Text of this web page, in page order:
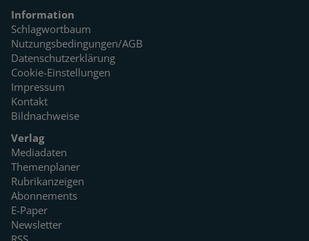
Information
Schlagwortbaum
Nutzungsbedingungen/AGB
Datenschutzerklärung
Cookie-Einstellungen
Impressum
Kontakt
Bildnachweise
Verlag
Mediadaten
Themenplaner
Rubrikanzeigen
Abonnements
E-Paper
Newsletter